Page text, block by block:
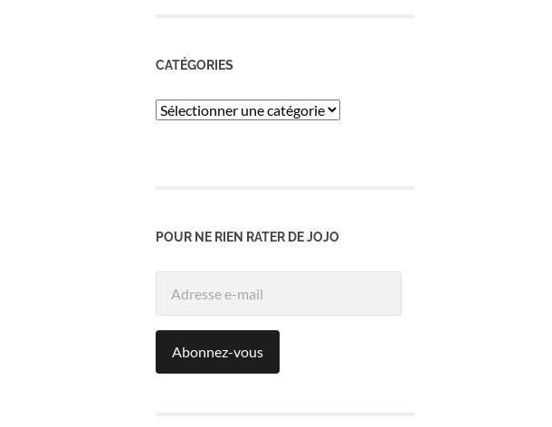
CATÉGORIES
Catégories
POUR NE RIEN RATER DE JOJO
Abonnez-vous